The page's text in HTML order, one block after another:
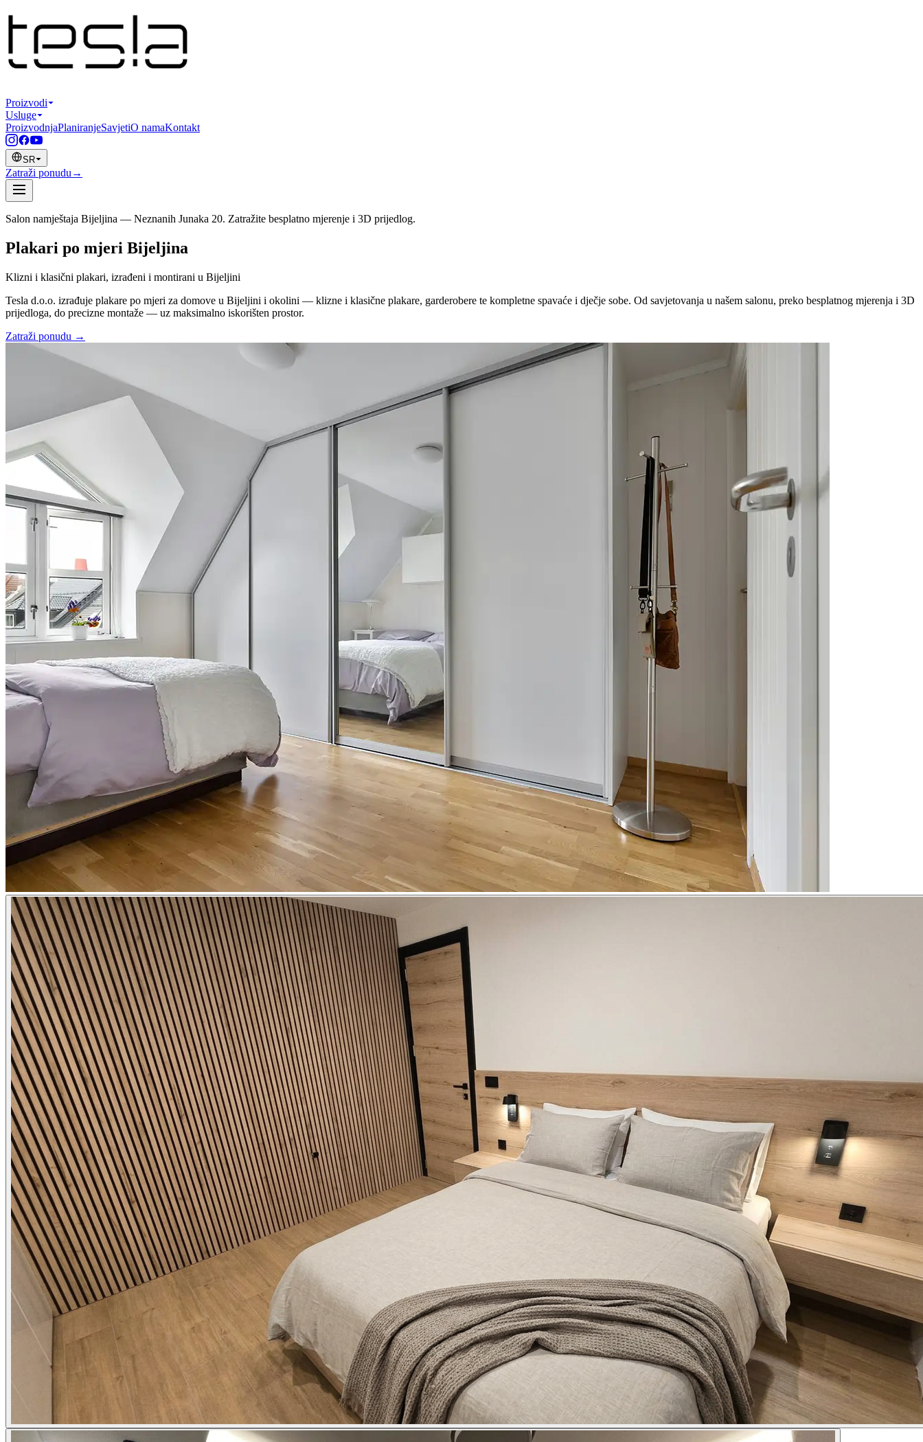
Proizvodi
Usluge
ProizvodnjaPlaniranjeSavjetiO namaKontakt
SR
Zatraži ponudu →
Salon namještaja Bijeljina — Neznanih Junaka 20. Zatražite besplatno mjerenje i 3D prijedlog.
Plakari po mjeri Bijeljina
Klizni i klasični plakari, izrađeni i montirani u Bijeljini
Tesla d.o.o. izrađuje plakare po mjeri za domove u Bijeljini i okolini — klizne i klasične plakare, garderobere te kompletne spavaće i dječje sobe. Od savjetovanja u našem salonu, preko besplatnog mjerenja i 3D
prijedloga, do precizne montaže — uz maksimalno iskorišten prostor.
Zatraži ponudu →